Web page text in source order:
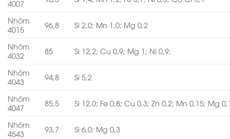
4007
Nhôm
4015
96,8 Si 2,0; Mn 1,0; Mg 0,2
Nhôm
4032
85 Si 12,2; Cu 0,9; Mg 1; Ni 0,9;
Nhôm
4043
94,8 Si 5,2
Nhôm
4047
85,5 Si 12,0; Fe 0,8; Cu 0,3; Zn 0,2; Mn 0,15; Mg
Nhôm
4543
93,7 Si 6,0; Mg 0,3